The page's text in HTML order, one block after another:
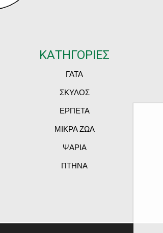
ΚΑΤΗΓΟΡΙΕΣ
ΓΑΤΑ
ΣΚΥΛΟΣ
ΕΡΠΕΤΑ
ΜΙΚΡΑ ΖΩΑ
ΨΑΡΙΑ
ΠΤΗΝΑ